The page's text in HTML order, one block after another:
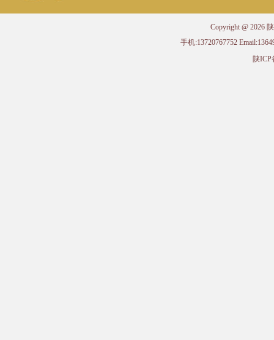
Copyright @ 2026
手机:13720767752
陕ICP